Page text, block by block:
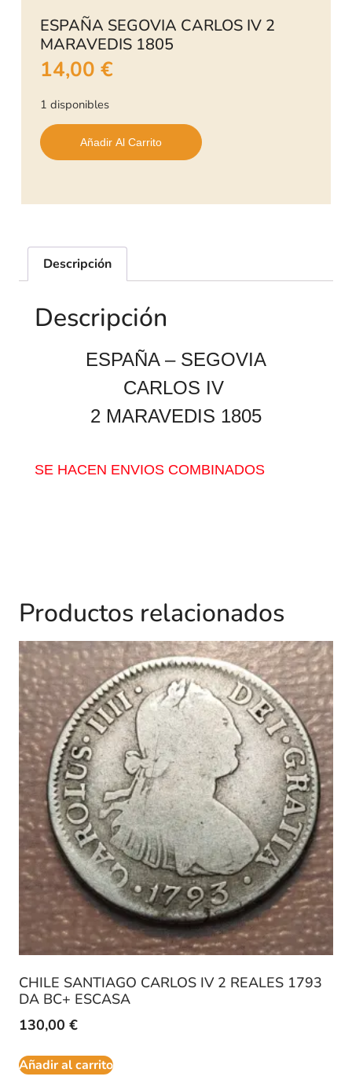
ESPAÑA SEGOVIA CARLOS IV 2
MARAVEDIS 1805
14,00 €
1 disponibles
Añadir Al Carrito
Descripción
Descripción
ESPAÑA – SEGOVIA
CARLOS IV
2 MARAVEDIS 1805
SE HACEN ENVIOS COMBINADOS
Productos relacionados
CHILE SANTIAGO CARLOS IV 2 REALES 1793
DA BC+ ESCASA
130,00 €
Añadir al carrito